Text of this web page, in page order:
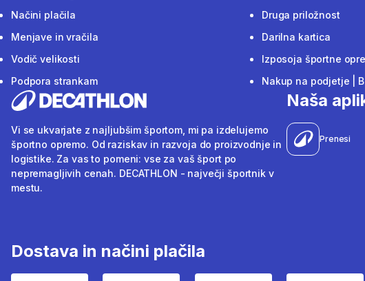
Načini plačila
Menjave in vračila
Vodič velikosti
Podpora strankam
Druga priložnost
Darilna kartica
Izposoja športne
Nakup na podjetje |
Vi se ukvarjate z najljubšim športom, mi pa izdelujemo
športno opremo. Od raziskav in razvoja do proizvodnje in
logistike. Za vas to pomeni: vse za vaš šport po
nepremagljivih cenah. DECATHLON - največji športnik v
mestu.
Naša
Prenesi
Dostava in načini plačila